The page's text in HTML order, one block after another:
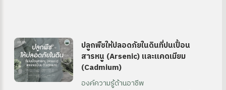
ปลูกพืชให้ปลอดภัยในดินที่ปนเปื้อน
สารหนู (Arsenic) และแคดเมียม
(Cadmium)
องค์ความรู้ด้านอาชีพ